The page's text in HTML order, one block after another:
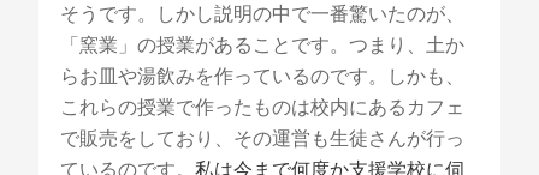
そうです。しかし説明の中で一番驚いたのが、
「窯業」の授業があることです。つまり、土か
らお皿や湯飲みを作っているのです。しかも、
これらの授業で作ったものは校内にあるカフェ
で販売をしており、その運営も生徒さんが行っ
ているのです。 私は今まで何度か支援学校に伺